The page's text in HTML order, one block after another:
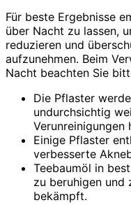
Für beste Ergebnisse
über Nacht zu lassen,
reduzieren und
aufzunehmen. Beim
Nacht beachten Sie
Die Pflaster
undurchsichtig
Verunreinigungen
Einige Pflaster
verbesserte
Teebaumöl in
zu beruhigen und
bekämpft.